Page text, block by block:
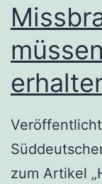
zum Artikel